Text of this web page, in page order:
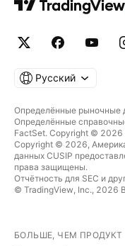
Русский
Определённые рыночные
Определённые
FactSet. Copyright © 2026
Copyright © 2026,
данных CUSIP
права защищены.
Отчётность для SEC и
© TradingView, Inc., 2026
БОЛЬШЕ, ЧЕМ ПРОДУКТ